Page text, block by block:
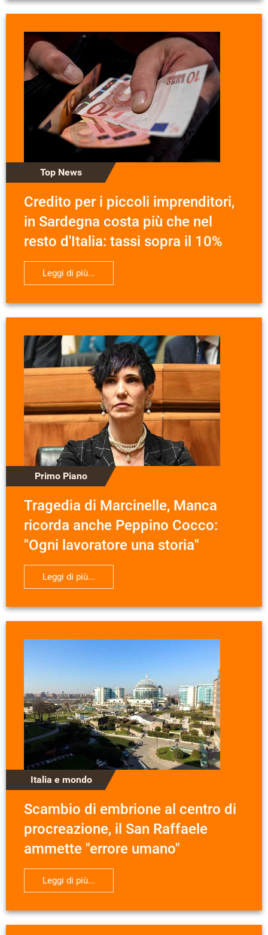
Top News
Credito per i piccoli imprenditori,
in Sardegna costa più che nel
resto d'Italia: tassi sopra il 10%
Leggi di più...
Primo Piano
Tragedia di Marcinelle, Manca
ricorda anche Peppino Cocco:
"Ogni lavoratore una storia"
Leggi di più...
Italia e mondo
Scambio di embrione al centro di
procreazione, il San Raffaele
ammette "errore umano"
Leggi di più...